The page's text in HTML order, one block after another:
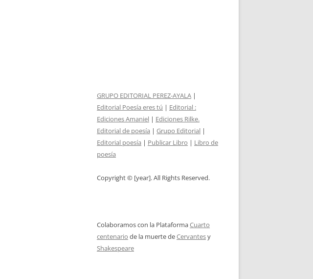
GRUPO EDITORIAL PEREZ-AYALA |
Editorial Poesía eres tú | Editorial :
Ediciones Amaniel | Ediciones Rilke.
Editorial de poesía | Grupo Editorial |
Editorial poesía | Publicar Libro | Libro de
poesía
Copyright © [year]. All Rights Reserved.
Colaboramos con la PlataformaCuarto
centenario de la muerte deCervantesy
Shakespeare